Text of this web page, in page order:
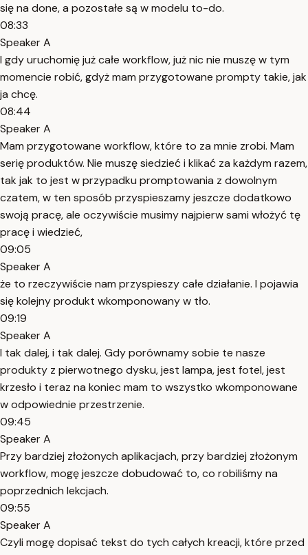
się na done, a pozostałe są w modelu to-do.
08:33
Speaker A
I gdy uruchomię już całe workflow, już nic nie muszę w tym
momencie robić, gdyż mam przygotowane prompty takie, jak
ja chcę.
08:44
Speaker A
Mam przygotowane workflow, które to za mnie zrobi. Mam
serię produktów. Nie muszę siedzieć i klikać za każdym razem,
tak jak to jest w przypadku promptowania z dowolnym
czatem, w ten sposób przyspieszamy jeszcze dodatkowo
swoją pracę, ale oczywiście musimy najpierw sami włożyć tę
pracę i wiedzieć,
09:05
Speaker A
że to rzeczywiście nam przyspieszy całe działanie. I pojawia
się kolejny produkt wkomponowany w tło.
09:19
Speaker A
I tak dalej, i tak dalej. Gdy porównamy sobie te nasze
produkty z pierwotnego dysku, jest lampa, jest fotel, jest
krzesło i teraz na koniec mam to wszystko wkomponowane
w odpowiednie przestrzenie.
09:45
Speaker A
Przy bardziej złożonych aplikacjach, przy bardziej złożonym
workflow, mogę jeszcze dobudować to, co robiliśmy na
poprzednich lekcjach.
09:55
Speaker A
Czyli mogę dopisać tekst do tych całych kreacji, które przed